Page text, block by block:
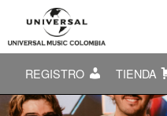
REGISTRO TIENDA